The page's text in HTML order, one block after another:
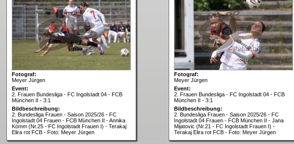
Fotograf:
Meyer Jürgen
Event:
2. Frauen Bundesliga - FC Ingolstadt 04 - FCB
München II - 3:1
Bildbeschreibung:
2. Bundesliga Frauen - Saison 2025/26 - FC
Ingolstadt 04 Frauen - FCB München II - Annika
Kömm (Nr.25 - FC Ingolstadt Frauen I) - Terakaj
Elira rot FCB - Foto: Meyer Jürgen
Fotograf:
Meyer Jürgen
Event:
2. Frauen Bundesliga - FC Ingolstadt 04 - FCB
München II - 3:1
Bildbeschreibung:
2. Bundesliga Frauen - Saison 2025/26 - FC
Ingolstadt 04 Frauen - FCB München II - Jana
Mijatovic (Nr.21 - FC Ingolstadt Frauen I) -
Terakaj Elira rot FCB - Foto: Meyer Jürgen